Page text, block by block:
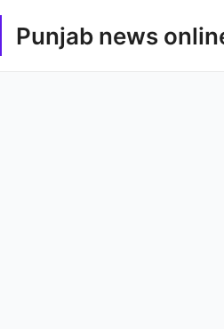
Punjab news